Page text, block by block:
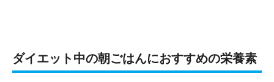
ダイエット中の朝ごはんにおすすめの栄養素